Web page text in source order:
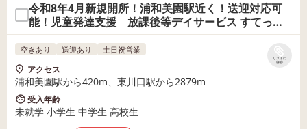
令和8年4月新規開所！浦和美園駅近く！送迎対応可
能！児童発達支援 放課後等デイサービス すてっぷ
すきっぷ第5
リストに
保存
空きあり 送迎あり 土日祝営業
アクセス
浦和美園駅から420m、東川口駅から2879m
受入年齢
未就学 小学生 中学生 高校生